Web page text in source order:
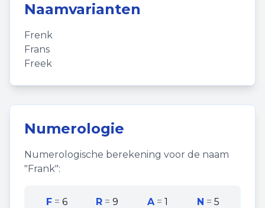
Naamvarianten
Frenk
Frans
Freek
Numerologie
Numerologische berekening voor de naam
"Frank":
F= 6 R =9 A=1 N =5